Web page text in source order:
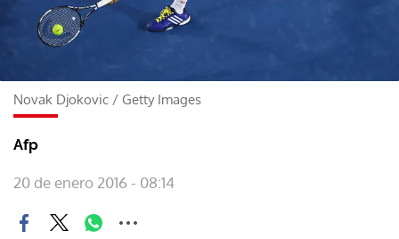
Novak Djokovic / Getty Images
Afp
20 de enero 2016 - 08:14